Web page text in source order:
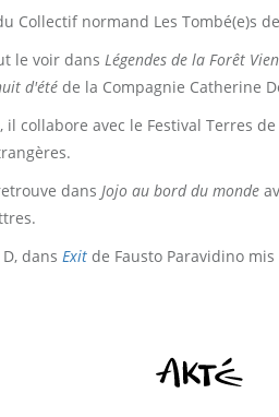
Collectif normand Les Tombé(e)s
le voir dans Légendes de la Forêt
d'été de la Compagnie Catherine
il collabore avec le Festival Terres
dans Jojo au bord du monde
dans Exit de Fausto Paravidino